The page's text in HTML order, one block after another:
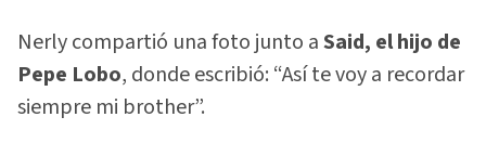
Nerly compartió una foto junto aSaid, el hijo de
Pepe Lobo, donde escribió: “Así te voy a recordar
siempre mi brother”.